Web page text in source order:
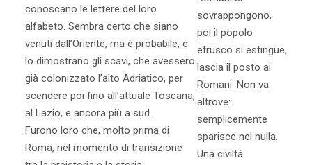
conoscano le lettere del loro
alfabeto. Sembra certo che siano
venuti dall’Oriente, ma è probabile, e
lo dimostrano gli scavi, che avessero
già colonizzato l’alto Adriatico, per
scendere poi fino all’attuale Toscana,
al Lazio, e ancora più a sud.
Furono loro che, molto prima di
Roma, nel momento di transizione
sovrappongono,
poi il popolo
etrusco si estingue,
lascia il posto ai
Romani. Non va
altrove:
semplicemente
sparisce nel nulla.
Una civiltà